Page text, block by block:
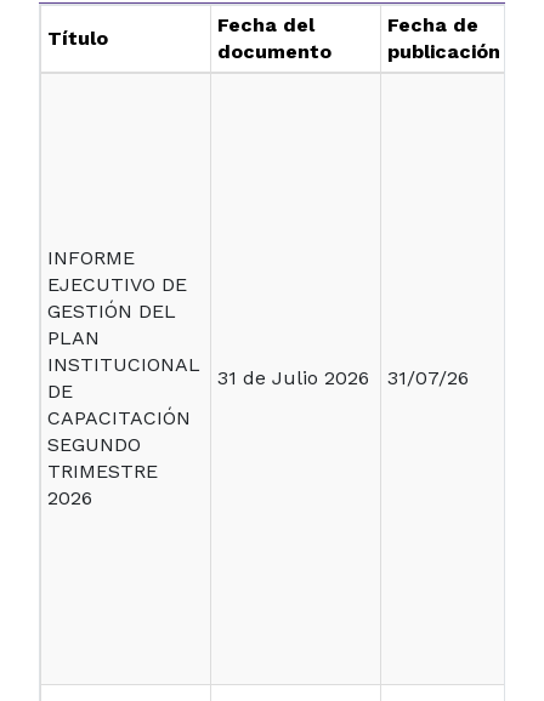
Título
Fecha del
documento
Fecha de
publicación
INFORME
EJECUTIVO DE
GESTIÓN DEL
PLAN
INSTITUCIONAL
DE
CAPACITACIÓN
SEGUNDO
TRIMESTRE
2026
31 de Julio 2026 31/07/26